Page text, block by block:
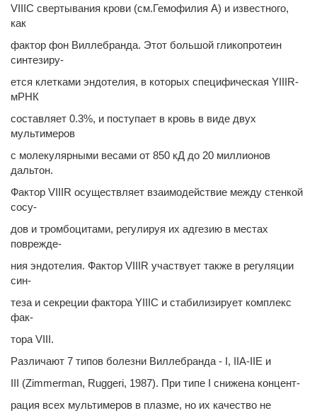
VIIIС свертывания крови (см.Гемофилия А) и известного,
как
фактор фон Виллебранда. Этот большой гликопротеин
синтезиру-
ется клетками эндотелия, в которых специфическая YIIIR-
мРНК
составляет 0.3%, и поступает в кровь в виде двух
мультимеров
с молекулярными весами от 850 кД до 20 миллионов
дальтон.
Фактор VIIIR осуществляет взаимодействие между стенкой
сосу-
дов и тромбоцитами, регулируя их адгезию в местах
поврежде-
ния эндотелия. Фактор VIIIR участвует также в регуляции
син-
теза и секреции фактора YIIIC и стабилизирует комплекс
фак-
тора VIII.
Различают 7 типов болезни Виллебранда - I, IIA-IIE и
III (Zimmerman, Ruggeri, 1987). При типе I снижена концент-
рация всех мультимеров в плазме, но их качество не